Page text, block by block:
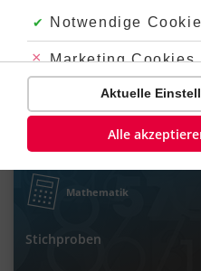
#Diagramme auswerten
#Balkendiagramm
#ablesen
2
Video
2
Mathematik
Stichproben
Akzeptiert:
Notwendige
Abgelehnt:
Marketing Cookies
Abgelehnt:
Aktuelle
Alle